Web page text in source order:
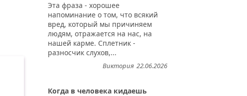
Эта фраза - хорошее
напоминание о том, что всякий
вред, который мы причиняем
людям, отражается на нас, на
нашей карме. Сплетник -
разносчик слухов,...
22.06.2026
Виктория
Когда в человека кидаешь